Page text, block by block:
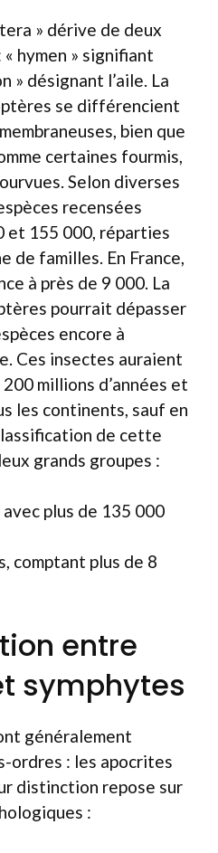
» dérive de deux
hymen » signifiant
» désignant l’aile. La
se différencient
bien que
certaines fourmis,
Selon diverses
recensées
et 155 000, réparties
de familles. En France,
à près de 9 000. La
pourrait dépasser
encore à
Ces insectes auraient
millions d’années et
les continents, sauf en
de cette
grands groupes :
plus de 135 000
comptant plus de 8
entre
symphytes
généralement
ordres : les apocrites
distinction repose sur
: